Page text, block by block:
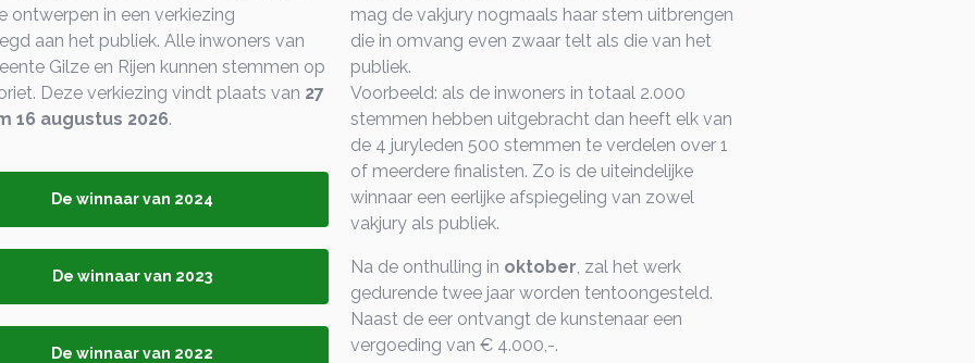
ontwerpen in een verkiezing
aan het publiek. Alle inwoners van
Gilze en Rijen kunnen stemmen op
Deze verkiezing vindt plaats van 27
16 augustus 2026.
De winnaar van 2024
De winnaar van 2023
De winnaar van 2022
mag de vakjury nogmaals haar stem uitbrengen
die in omvang even zwaar telt als die van het
publiek.
Voorbeeld: als de inwoners in totaal 2.000
stemmen hebben uitgebracht dan heeft elk van
de 4 juryleden 500 stemmen te verdelen over 1
of meerdere finalisten. Zo is de uiteindelijke
winnaar een eerlijke afspiegeling van zowel
vakjury als publiek.
Na de onthulling in oktober, zal het werk
gedurende twee jaar worden tentoongesteld.
Naast de eer ontvangt de kunstenaar een
vergoeding van € 4.000,-.